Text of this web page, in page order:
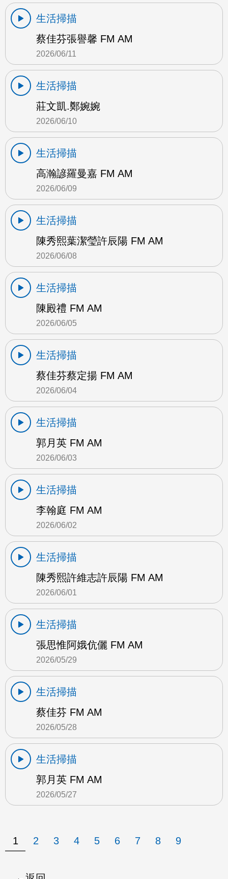
生活掃描
蔡佳芬張譽馨 FM AM
2026/06/11
生活掃描
莊文凱.鄭婉婉
2026/06/10
生活掃描
高瀚諺羅曼嘉 FM AM
2026/06/09
生活掃描
陳秀熙葉潔瑩許辰陽 FM AM
2026/06/08
生活掃描
陳殿禮 FM AM
2026/06/05
生活掃描
蔡佳芬蔡定揚 FM AM
2026/06/04
生活掃描
郭月英 FM AM
2026/06/03
生活掃描
李翰庭 FM AM
2026/06/02
生活掃描
陳秀熙許維志許辰陽 FM AM
2026/06/01
生活掃描
張思惟阿娥伉儷 FM AM
2026/05/29
生活掃描
蔡佳芬 FM AM
2026/05/28
生活掃描
郭月英 FM AM
2026/05/27
1 2 3 4 5 6 7 8 9